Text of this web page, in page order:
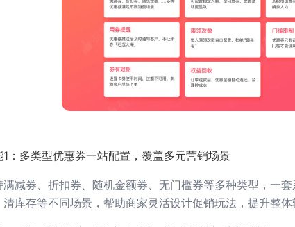
1：多类型优惠券一站配置，覆盖多元营销场景
满减券、折扣券、随机金额券、无门槛券等多种类型，一
清库存等不同场景，帮助商家灵活设计促销玩法，提升整体